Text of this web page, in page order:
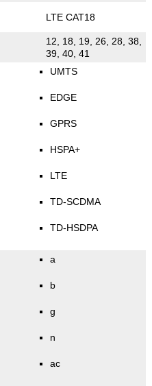
LTE CAT18
12, 18, 19, 26, 28, 38,
39, 40, 41
UMTS
EDGE
GPRS
HSPA+
LTE
TD-SCDMA
TD-HSDPA
a
b
g
n
ac